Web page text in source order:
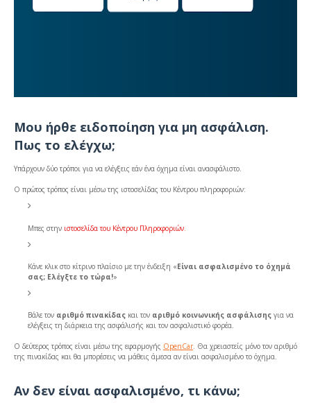
Μου ήρθε ειδοποίηση για μη ασφάλιση.
Πως το ελέγχω;
Υπάρχουν δύο τρόποι για να ελέγξεις εάν ένα όχημα είναι ανασφάλιστο.
Ο πρώτος τρόπος είναι μέσω της ιστοσελίδας του Κέντρου πληροφοριών:
Μπες στην ιστοσελίδα του Κέντρου Πληροφοριών.
Κάνε κλικ στο κίτρινο πλαίσιο με την ένδειξη «Είναι ασφαλισμένο το όχημά
σας; Ελέγξτε το τώρα!»
Βάλε τον αριθμό πινακίδας και τον αριθμό κοινωνικής ασφάλισης για να
ελέγξεις τη διάρκεια της ασφάλισής και τον ασφαλιστικό φορέα.
Ο δεύτερος τρόπος είναι μέσω της εφαρμογής OpenCar . Θα χρειαστείς μόνο τον αριθμό
της πινακίδας και θα μπορέσεις να μάθεις άμεσα αν είναι ασφαλισμένο το όχημα.
Αν δεν είναι ασφαλισμένο, τι κάνω;